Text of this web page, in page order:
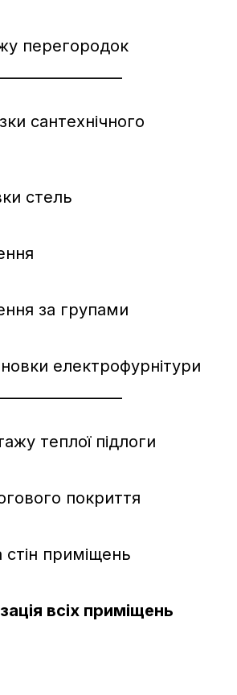
перегородок
сантехнічного
стель
за групами
електрофурнітури
теплої підлоги
покриття
стін приміщень
всіх приміщень